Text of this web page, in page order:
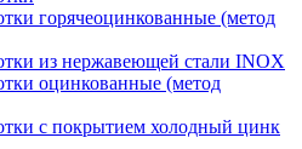
горячеоцинкованные (метод
из нержавеющей стали INOX
оцинкованные (метод
с покрытием холодный цинк